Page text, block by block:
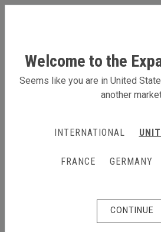
Welcome to the
Seems like you are in United
another
INTERNATIONAL
FRANCE GERMANY
CONTINUE